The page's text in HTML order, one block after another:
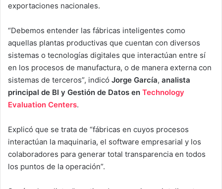
exportaciones nacionales.
“Debemos entender las fábricas inteligentes como
aquellas plantas productivas que cuentan con diversos
sistemas o tecnologías digitales que interactúan entre sí
en los procesos de manufactura, o de manera externa con
sistemas de terceros”, indicó Jorge García, analista
principal de BI y Gestión de Datos en Technology
Evaluation Centers.
Explicó que se trata de “fábricas en cuyos procesos
interactúan la maquinaria, el software empresarial y los
colaboradores para generar total transparencia en todos
los puntos de la operación”.